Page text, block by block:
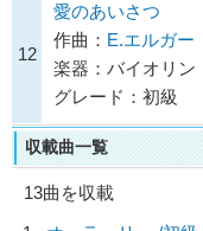
12
愛のあいさつ
作曲： E.エルガー
楽器：バイオリン
グレード：初級
収載曲一覧
13曲を収載